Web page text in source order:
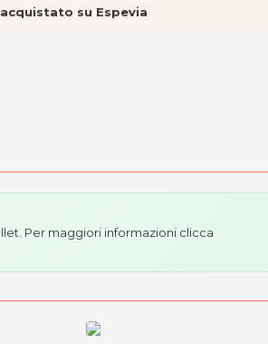
su Espevia
Per maggiori informazioni clicca